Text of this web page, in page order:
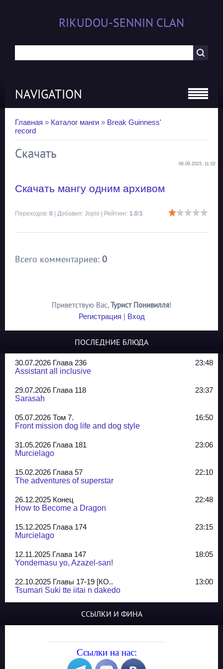
RIKUDOU-SENNIN CLAN
NAVIGATION
Главная » Каталог манги » Break Guinness'
record
Скачать
06.09.2015, 11:02
Скачать мангу одним архивом
Переходов: 0 Добавил: Jopio Рейтинг: 1.0/1
Всего комментариев: 0
Приветствую Вас,Турист Понивилля!
Регистрация | Вход
ПОСЛЕДНИЕ БЛЮДА
30.07.2026 Глава 236
23:48
Assistant all inclusive
29.07.2026 Глава 118
23:37
Sarasah
05.07.2026 Том 7.
16:50
Front mission dog life and dog style
31.05.2026 Глава 181
23:06
Murcielago
15.02.2026 Глава 57
22:10
The adventures of superstar
26.12.2025 Конец
22:48
How to Become a Dragon
15.12.2025 Глава 174
23:15
Murcielago
12.11.2025 Глава 147
18:05
Yondemasu yo, Azazel-san!
22.10.2025 Главы 17-19 [КО..
13:00
Tsumari Suki tte iitai n dakedo
Yozakura Shijuusou
08.08.2025 Глава 50
ССЫЛКИ И ФИНА
Ссылки на нас: